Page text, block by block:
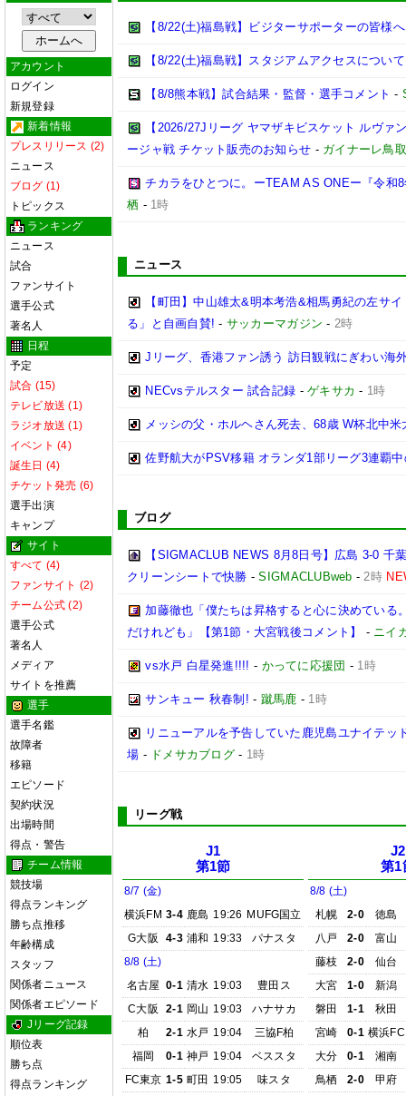
アカウント
ログイン
新規登録
新着情報
プレスリリース (2)
ニュース
ブログ (1)
トピックス
ランキング
ニュース
試合
ファンサイト
選手公式
著名人
日程
予定
試合 (15)
テレビ放送 (1)
ラジオ放送 (1)
イベント (4)
誕生日 (4)
チケット発売 (6)
選手出演
キャンプ
サイト
すべて (4)
ファンサイト (2)
チーム公式 (2)
選手公式
著名人
メディア
サイトを推薦
選手
選手名鑑
故障者
移籍
エピソード
契約状況
出場時間
得点・警告
チーム情報
競技場
得点ランキング
勝ち点推移
年齢構成
スタッフ
関係者ニュース
関係者エピソード
Jリーグ記録
順位表
勝ち点
得点ランキング
【8/22(土)福島戦】ビジターサポーターの皆様へ
【8/22(土)福島戦】スタジアムアクセスについて
【8/8熊本戦】試合結果・監督・選手コメント -
【2026/27Jリーグ ヤマザキビスケット ルヴ
ージャ戦 チケット販売のお知らせ - ガイナーレ鳥取
チカラをひとつに。ーTEAM AS ONEー『令和
栖 - 1時
ニュース
【町田】中山雄太&明本考浩&相馬勇紀の左サ
る」と自画自賛! - サッカーマガジン - 2時
Jリーグ、香港ファン誘う 訪日観戦にぎわい海
NECvsテルスター 試合記録 -ゲキサカ - 1時
メッシの父・ホルヘさん死去、68歳 W杯北中
佐野航大がPSV移籍 オランダ1部リーグ3連覇
ブログ
【SIGMACLUB NEWS 8月8日号】広島 3-0
クリーンシートで快勝 -SIGMACLUBweb -2時
加藤徹也「僕たちは昇格すると心に決めてい
だけれども」【第1節・大宮戦後コメント】
- ニイ
vs水戸 白星発進!!!! - かってに応援団 - 1時
サンキュー 秋春制! - 蹴馬鹿 - 1時
リニューアルを予告していた鹿児島ユナイテッ
場 - ドメサカブログ- 1時
リーグ戦
J1
第1節
8/7 (金)
横浜FM 3-4 鹿島 19:26 MUFG国立
G大阪
4-3 浦和 19:33
パナスタ
8/8 (土)
名古屋 0-1 清水 19:03
豊田ス
C大阪
2-1 岡山 19:03
ハナサカ
柏
2-1 水戸 19:04
三協F柏
福岡
0-1 神戸 19:04
ベススタ
FC東京 1-5 町田 19:05
味スタ
J2
第1
8/8 (土)
札幌
2-0
徳島
八戸
2-0
富山
藤枝
2-0
仙台
大宮
1-0
新潟
磐田
1-1
秋田
宮崎
0-1 横浜FC
大分
0-1
湘南
鳥栖
2-0
甲府